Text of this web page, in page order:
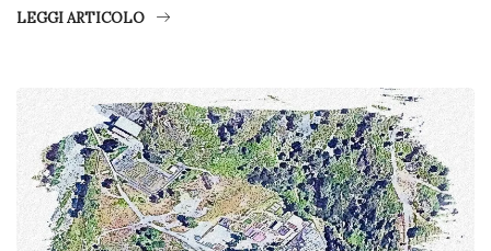
LEGGI ARTICOLO